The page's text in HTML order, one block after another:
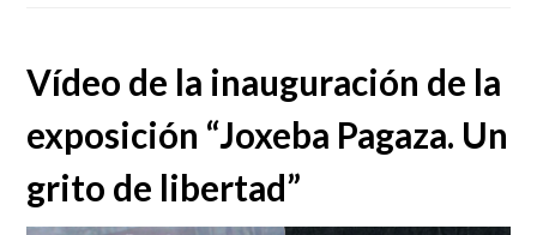
Vídeo de la inauguración de la
exposición “Joxeba Pagaza. Un
grito de libertad”